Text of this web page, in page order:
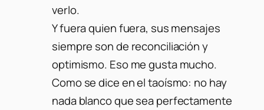
verlo.
Y fuera quien fuera, sus mensajes
siempre son de reconciliación y
optimismo. Eso me gusta mucho.
Como se dice en el taoísmo: no hay
nada blanco que sea perfectamente